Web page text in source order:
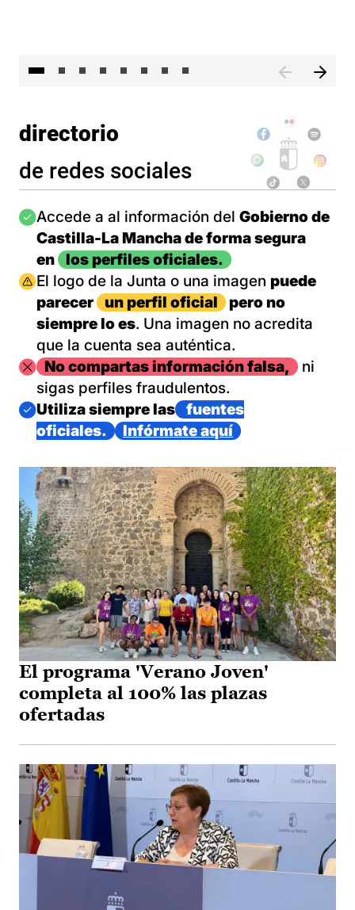
directorio
de redes sociales
Imagen
Accede a al información del Gobierno de
Castilla-La Mancha de forma segura
en
los perfiles oficiales.
Imagen
El logo de la Junta o una imagen puede
parecer
un perfil oficial
pero no
siempre lo es. Una imagen no acredita
que la cuenta sea auténtica.
ImagenNo compartas información falsa,
ni
sigas perfiles fraudulentos.
Imagen
Utiliza siempre las
fuentes
oficiales.
Infórmate aquí
El programa 'Verano Joven'
completa al 100% las plazas
ofertadas